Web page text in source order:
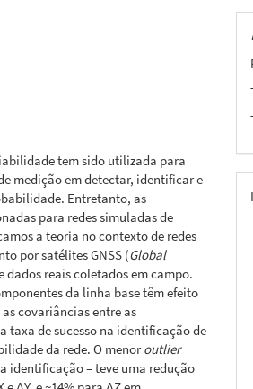
tem sido utilizada para
medição em detectar, identificar e
Entretanto, as
para redes simuladas de
a teoria no contexto de redes
por satélites GNSS (Global
dados reais coletados em campo.
da linha base têm efeito
covariâncias entre as
taxa de sucesso na identificação de
da rede. O menoroutlier
identificação – teve uma redução